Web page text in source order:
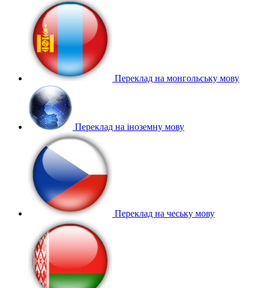
Переклад на монгольську мову
Переклад на іноземну мову
Переклад на чеську мову